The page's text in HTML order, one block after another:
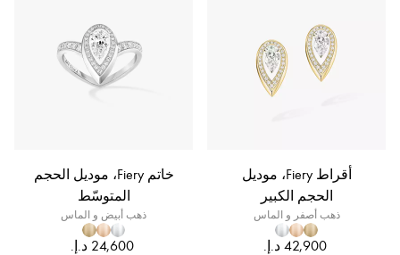
أقراط Fiery، موديل
الحجم الكبير
ذهب أصفر و الماس
‏42,900 د.إ.‏
خاتم Fiery، موديل الحجم
المتوسّط
ذهب أبيض و الماس
‏24,600 د.إ.‏